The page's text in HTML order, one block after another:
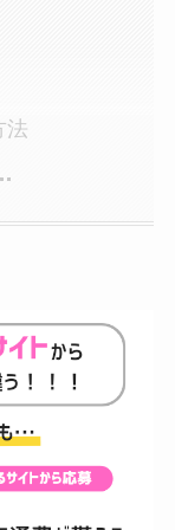
法